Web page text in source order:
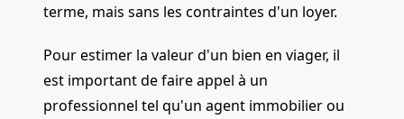
terme, mais sans les contraintes d'un loyer.
Pour estimer la valeur d'un bien en viager, il
est important de faire appel à un
professionnel tel qu'un agent immobilier ou